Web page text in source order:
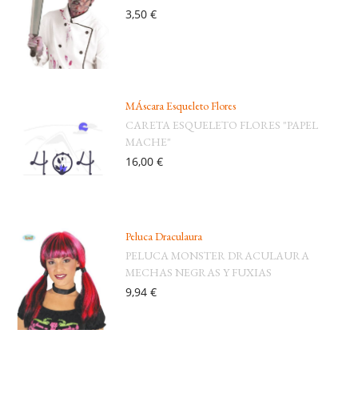
3,50 €
MÁscara Esqueleto Flores
CARETA ESQUELETO FLORES "PAPEL
MACHE"
16,00 €
Peluca Draculaura
PELUCA MONSTER DRACULAURA
MECHAS NEGRAS Y FUXIAS
9,94 €